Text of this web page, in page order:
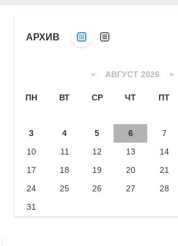
АРХИВ
« АВГУСТ 2026 »
ПН ВТ СР ЧТ ПТ
3
4 5 6 7
10
11 12 13 14
17
18 19 20 21
24
25 26 27 28
31